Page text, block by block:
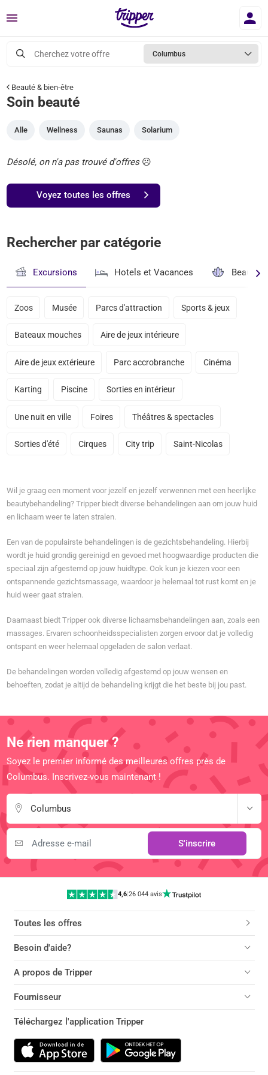
Menu
Cherchez votre offre Columbus
Beauté & bien-être
Soin beauté
Alle Wellness Saunas Solarium
Désolé, on n'a pas trouvé d'offres☹️
Voyez toutes les offres
Rechercher par catégorie
Excursions Hotels et Vacances Beauté
Zoos Musée Parcs d'attraction Sports & jeux
Bateaux mouches Aire de jeux intérieure
Aire de jeux extérieure Parc accrobranche Cinéma
Karting Piscine Sorties en intérieur
Une nuit en ville Foires Théâtres & spectacles
Sorties d'été Cirques City trip Saint-Nicolas
Wil je graag een moment voor jezelf en jezelf verwennen met een heerlijke
beautybehandeling? Tripper biedt diverse behandelingen aan om jouw huid
en lichaam weer te laten stralen.
Een van de populairste behandelingen is de gezichtsbehandeling. Hierbij
wordt je huid grondig gereinigd en gevoed met hoogwaardige producten die
speciaal zijn afgestemd op jouw huidtype. Ook kun je kiezen voor een
ontspannende gezichtsmassage, waardoor je helemaal tot rust komt en je
huid weer gaat stralen.
Daarnaast biedt Tripper ook diverse lichaamsbehandelingen aan, zoals een
massages. Ervaren schoonheidsspecialisten zorgen ervoor dat je volledig
ontspant en weer helemaal opgeladen de salon verlaat.
De behandelingen worden volledig afgestemd op jouw wensen en
behoeften, zodat je altijd de behandeling krijgt die het beste bij jou past.
Ne rien manquer ?
Soyez le premier informé des meilleures offres près de
Columbus. Inscrivez-vous maintenant !
Columbus
S'inscrire
4,6 |26 044 avis
Toutes les offres
Besoin d'aide?
A propos de Tripper
Fournisseur
Téléchargez l'application Tripper